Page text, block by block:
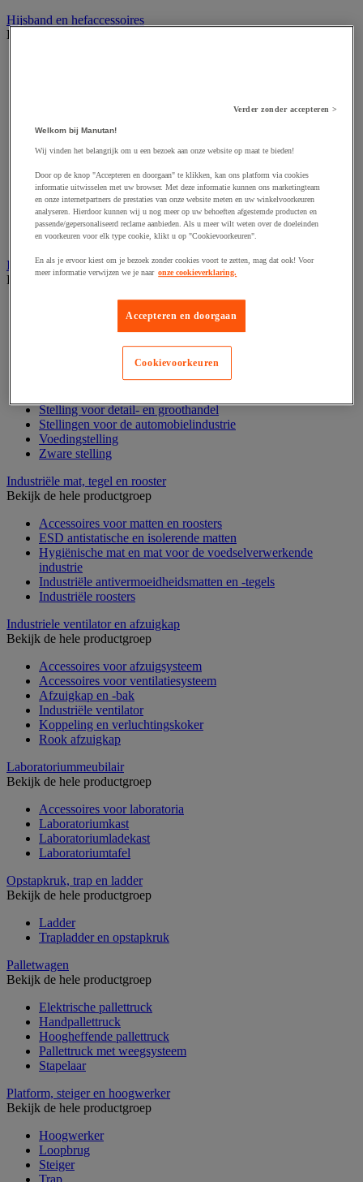
Hijsband en hefaccessoires
Bekijk de hele productgroep
Hijspoelie en -katrol
Hijsring
Kopschakel en snelschakel
Sjorband en trekstang
Spanband
Stalen ketting
Touw en draad
Industriële en magazijnstellingen
Bekijk de hele productgroep
Draagarmstelling voor lange lasten
Entresol voor magazijn
Middelzware stelling
Stelling voor detail- en groothandel
Stellingen voor de automobielindustrie
Voedingstelling
Zware stelling
Industriële mat, tegel en rooster
Bekijk de hele productgroep
Accessoires voor matten en roosters
ESD antistatische en isolerende matten
Hygiënische mat en mat voor de voedselverwerkende
industrie
Industriële antivermoeidheidsmatten en -tegels
Industriële roosters
Industriele ventilator en afzuigkap
Bekijk de hele productgroep
Accessoires voor afzuigsysteem
Accessoires voor ventilatiesysteem
Afzuigkap en -bak
Industriële ventilator
Koppeling en verluchtingskoker
Rook afzuigkap
Laboratoriummeubilair
Bekijk de hele productgroep
Accessoires voor laboratoria
Laboratoriumkast
Laboratoriumladekast
Laboratoriumtafel
Opstapkruk, trap en ladder
Bekijk de hele productgroep
Ladder
Trapladder en opstapkruk
Palletwagen
Bekijk de hele productgroep
Elektrische pallettruck
Handpallettruck
Hoogheffende pallettruck
Pallettruck met weegsysteem
Stapelaar
Platform, steiger en hoogwerker
Bekijk de hele productgroep
Hoogwerker
Loopbrug
Steiger
Trap
Verder zonder accepteren >
Welkom bij Manutan!
Wij vinden het belangrijk om u een bezoek aan onze website op maat te bieden!
Door op de knop "Accepteren en doorgaan" te klikken, kan ons platform via cookies
informatie uitwisselen met uw browser. Met deze informatie kunnen ons marketingteam
en onze internetpartners de prestaties van onze website meten en uw winkelvoorkeuren
analyseren. Hierdoor kunnen wij u nog meer op uw behoeften afgestemde producten en
passende/gepersonaliseerd reclame aanbieden. Als u meer wilt weten over de doeleinden
en voorkeuren voor elk type cookie, klikt u op "Cookievoorkeuren".
En als je ervoor kiest om je bezoek zonder cookies voort te zetten, mag dat ook! Voor
meer informatie verwijzen we je naar onze cookieverklaring.
Accepteren en doorgaan
Cookievoorkeuren